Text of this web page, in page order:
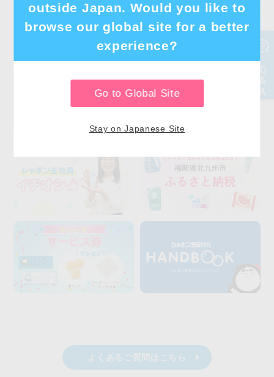
よくあるご質問はこちら
outside Japan. Would you like to
browse our global site for a better
experience?
Go to Global Site
Stay on Japanese Site